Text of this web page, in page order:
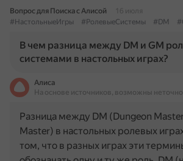
Вопрос для Поиска с Алисой
16 июля
#НастольныеИгры
#РолевыеСистемы #DM
В чем разница между DM и GM
системами в настольных играх?
Алиса
На основе источников, возможны
Разница между DM (Dungeon
Master) в настольных ролевых
том, что в разных играх эти